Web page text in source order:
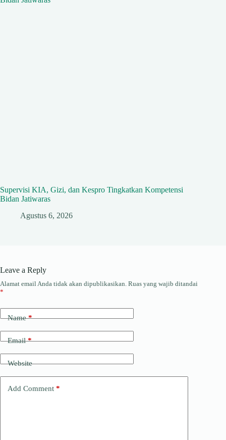
Supervisi KIA, Gizi, dan Kespro Tingkatkan Kompetensi
Bidan Jatiwaras
Agustus 6, 2026
Leave a Reply
Alamat email Anda tidak akan dipublikasikan. Ruas yang wajib ditandai
*
Name*
Email*
Website
Add Comment *